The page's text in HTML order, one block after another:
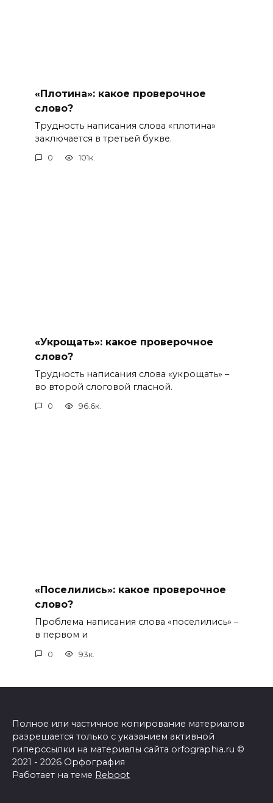
«Плотина»: какое проверочное
слово?
Трудность написания слова «плотина»
заключается в третьей букве.
0 101к.
«Укрощать»: какое проверочное
слово?
Трудность написания слова «укрощать» –
во второй слоговой гласной.
0 96.6к.
«Поселились»: какое проверочное
слово?
Проблема написания слова «поселились» –
в первом и
0 93к.
Полное или частичное копирование материалов
разрешается только с указанием активной
гиперссылки на материалы сайта orfographia.ru ©
2021 - 2026 Орфография
Работает на теме Reboot